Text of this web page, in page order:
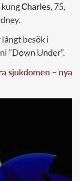
Charles, 75,
besök i
”Down Under”.
sjukdomen – nya